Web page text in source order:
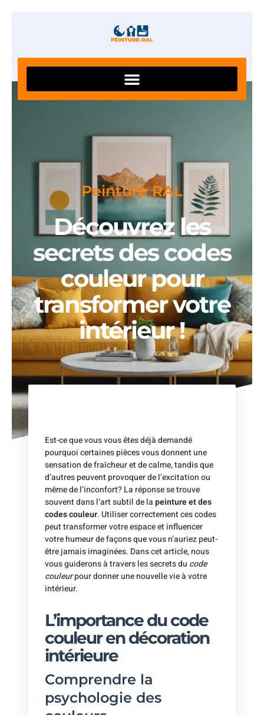
Peinture RAL
Découvrez les
secrets des codes
couleur pour
transformer votre
intérieur !
Est-ce que vous vous êtes déjà demandé
pourquoi certaines pièces vous donnent une
sensation de fraîcheur et de calme, tandis que
d’autres peuvent provoquer de l’excitation ou
même de l’inconfort? La réponse se trouve
souvent dans l’art subtil de lapeinture et des
codes couleur. Utiliser correctement ces codes
peut transformer votre espace et influencer
votre humeur de façons que vous n’auriez peut-
être jamais imaginées. Dans cet article, nous
vous guiderons à travers les secrets du code
couleurpour donner une nouvelle vie à votre
intérieur.
L’importance du code
couleur en décoration
intérieure
Comprendre la
psychologie des